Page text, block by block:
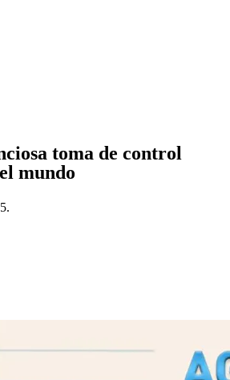
toma de control
mundo
.